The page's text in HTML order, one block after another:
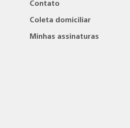
Contato
Coleta domiciliar
Minhas assinaturas